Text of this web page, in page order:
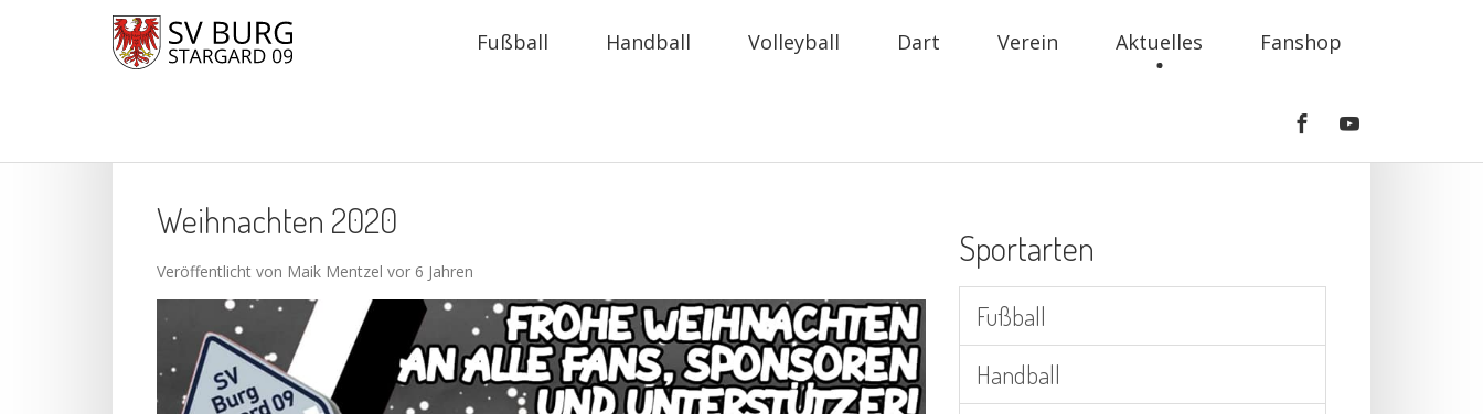
Fußball Handball Volleyball Dart Verein Aktuelles Fanshop
Weihnachten 2020
Veröffentlicht von Maik Mentzel vor 6 Jahren
Sportarten
Fußball
Handball